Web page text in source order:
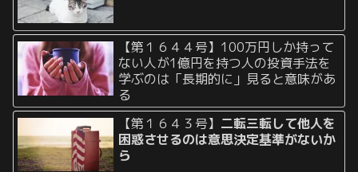
【第１６４４号】100万円しか持って
ない人が1億円を持つ人の投資手法を
学ぶのは「長期的に」見ると意味があ
る
【第１６４３号】 二転三転して他人を
困惑させるのは意思決定基準がないか
ら